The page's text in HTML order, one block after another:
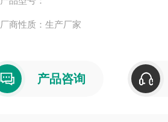
厂商性质：生产厂家
产品咨询